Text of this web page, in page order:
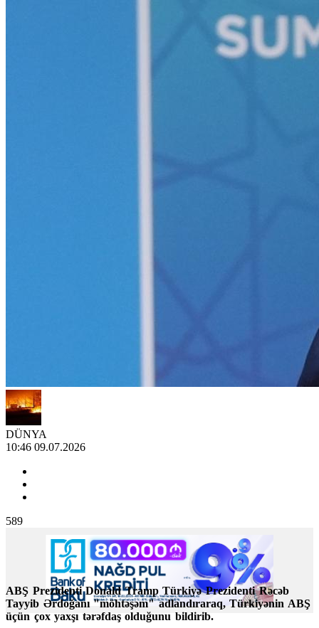
DÜNYA
10:46 09.07.2026
589
ABŞ Prezidenti Donald Tramp Türkiyə Prezidenti Rəcəb
Tayyib Ərdoğanı "möhtəşəm" adlandıraraq, Türkiyənin ABŞ
üçün çox yaxşı tərəfdaş olduğunu bildirib.